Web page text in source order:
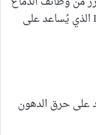
بشكل عام، وذلك لاحتوائه على مركّب L-theanine الذي يُساعد على
على حرق الدهون